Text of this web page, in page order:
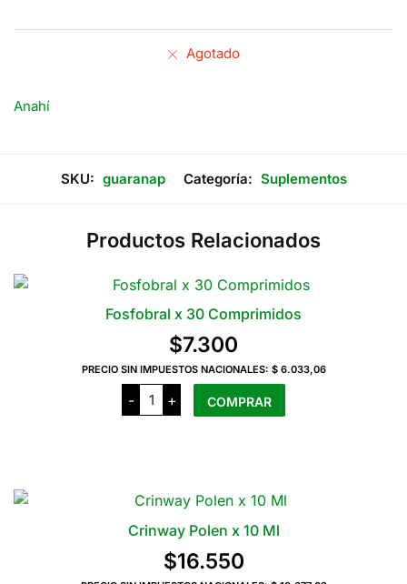
Agotado
Anahí
SKU: guaranap Categoría: Suplementos
Productos Relacionados
Fosfobral x 30 Comprimidos
$7.300
PRECIO SIN IMPUESTOS NACIONALES: $ 6.033,06
-
Fosfobral
30
+ COMPRAR
Crinway Polen x 10 Ml
$16.550